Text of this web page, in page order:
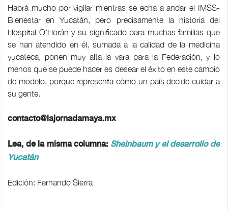
Habrá mucho por vigilar mientras se echa a andar el IMSS-
Bienestar en Yucatán, pero precisamente la historia del
Hospital O’Horán y su significado para muchas familias que
se han atendido en él, sumada a la calidad de la medicina
yucateca, ponen muy alta la vara para la Federación, y lo
menos que se puede hacer es desear el éxito en este cambio
de modelo, porque representa cómo un país decide cuidar a
su gente.
contacto@lajornadamaya.mx
Lea, de la misma columna: Sheinbaum y el desarrollo de
Yucatán
Edición: Fernando Sierra